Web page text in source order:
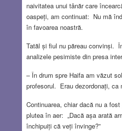
naivitatea unui tânăr care
oaspeți, am continuat: Nu mă
în favoarea noastră.
Tatăl și fiul nu păreau convinși.
analizele pesimiste din presa
– În drum spre Haifa am văzut
profesorul. Erau dezordonați,
Continuarea, chiar dacă nu a
plutea în aer: „Dacă așa arată
închipuiți că veți învinge?”